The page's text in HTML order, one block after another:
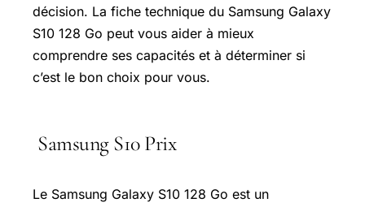
décision. La fiche technique du Samsung Galaxy
S10 128 Go peut vous aider à mieux
comprendre ses capacités et à déterminer si
c’est le bon choix pour vous.
Samsung S10 Prix
Le Samsung Galaxy S10 128 Go est un